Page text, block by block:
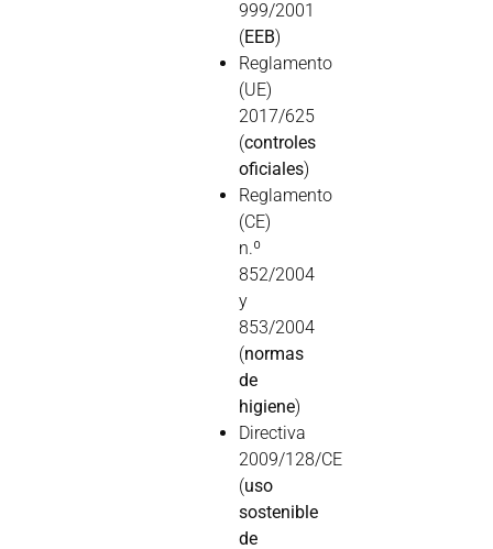
999/2001
(EEB)
Reglamento
(UE)
2017/625
(controles
oficiales)
Reglamento
(CE)
n.º
852/2004
y
853/2004
(normas
de
higiene)
Directiva
2009/128/CE
(uso
sostenible
de